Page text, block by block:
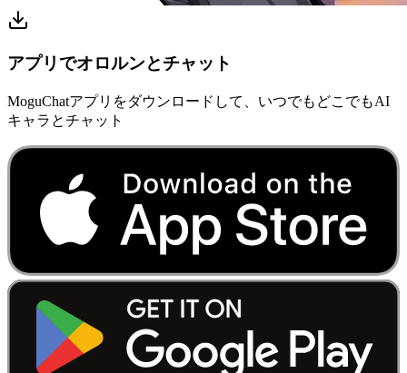
アプリでオロルンとチャット
MoguChatアプリをダウンロードして、いつでもどこでもAI
キャラとチャット